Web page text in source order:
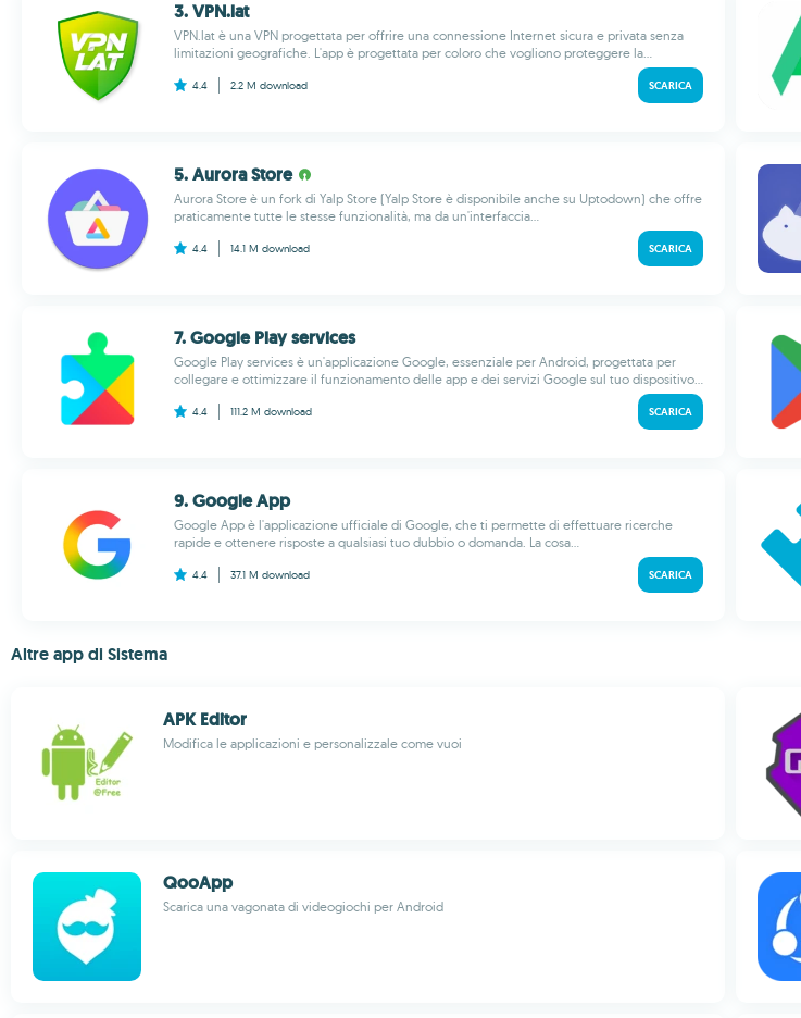
3. VPN.lat
VPN.lat è una VPN progettata per offrire una connessione Internet sicura e privata senza
limitazioni geografiche. L'app è progettata per coloro che vogliono proteggere la...
4.4 2.2 M download SCARICA
5. Aurora Store
Aurora Store è un fork di Yalp Store (Yalp Store è disponibile anche su Uptodown) che offre
praticamente tutte le stesse funzionalità, ma da un'interfaccia...
4.4 14.1 M download SCARICA
7. Google Play services
Google Play services è un'applicazione Google, essenziale per Android, progettata per
collegare e ottimizzare il funzionamento delle app e dei servizi Google sul tuo dispositivo...
4.4 111.2 M download SCARICA
9. Google App
Google App è l'applicazione ufficiale di Google, che ti permette di effettuare ricerche
rapide e ottenere risposte a qualsiasi tuo dubbio o domanda. La cosa...
4.4 37.1 M download SCARICA
Altre app di Sistema
APK Editor
Modifica le applicazioni e personalizzale come vuoi
QooApp
Scarica una vagonata di videogiochi per Android